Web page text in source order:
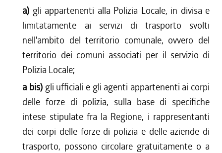
a) gli appartenenti alla Polizia Locale, in divisa e
limitatamente ai servizi di trasporto svolti
nell'ambito del territorio comunale, ovvero del
territorio dei comuni associati per il servizio di
Polizia Locale;
a bis) gli ufficiali e gli agenti appartenenti ai corpi
delle forze di polizia, sulla base di specifiche
intese stipulate fra la Regione, i rappresentanti
dei corpi delle forze di polizia e delle aziende di
trasporto, possono circolare gratuitamente o a